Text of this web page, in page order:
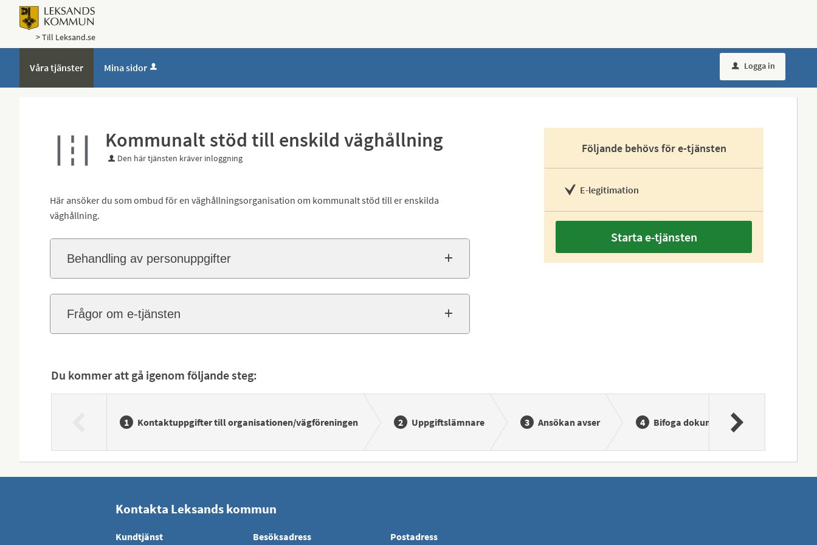
> Till Leksand.se
Våra tjänster Mina sidor u Logga in
Kommunalt stöd till enskild väghållning
Den här tjänsten kräver inloggning
Här ansöker du som ombud för en väghållningsorganisation om kommunalt stöd till er enskilda
väghållning.
Behandling av personuppgifter
Frågor om e-tjänsten
Följande behövs för e-tjänsten
E-legitimation
Starta e-tjänsten
Du kommer att gå igenom följande steg:
Kontaktuppgifter till organisationen/vägföreningen Uppgiftslämnare Ansökan avser Bifoga dokument
Kontakta Leksands kommun
Kundtjänst Besöksadress Postadress